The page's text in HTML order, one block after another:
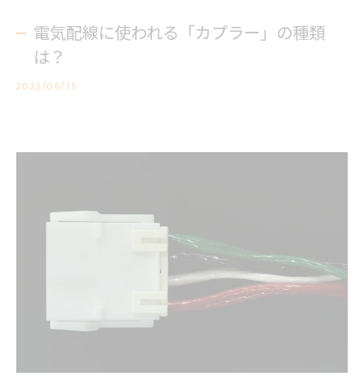
電気配線に使われる「カプラー」の種類
は？
2022/06/15